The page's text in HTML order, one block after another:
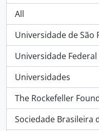
All
Universidade de São
, 1 results
Universidade Federal
, 1 results
Universidades
, 1 results
The Rockefeller
, 1 results
Sociedade Brasileira
, 1 results